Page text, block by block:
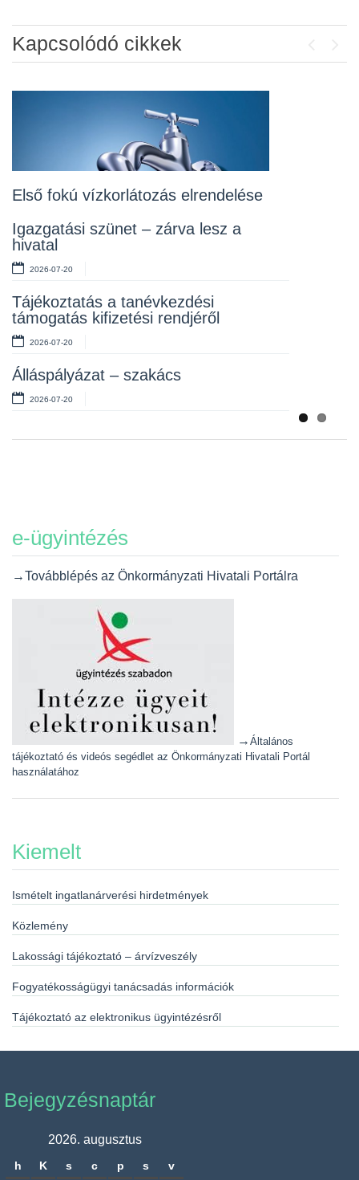
Kapcsolódó cikkek
Első fokú vízkorlátozás elrendelése
Igazgatási szünet – zárva lesz a
hivatal
2026-07-20
Tájékoztatás a tanévkezdési
támogatás kifizetési rendjéről
2026-07-20
Álláspályázat – szakács
2026-07-20
Álláspályázat – konyhai kisegítő
Lakossági fórum az Erzsébet téri
2026-07-10
Rendelet kihirdetése
2026-07-10
Álláspályázat – takarító
2026-07-06
e-ügyintézés
→Továbblépés az Önkormányzati Hivatali Portálra
→ Általános
tájékoztató és videós segédlet az Önkormányzati Hivatali Portál
használatához
Kiemelt
Ismételt ingatlanárverési hirdetmények
Közlemény
Lakossági tájékoztató – árvízveszély
Fogyatékosságügyi tanácsadás információk
Tájékoztató az elektronikus ügyintézésről
Bejegyzésnaptár
2026. augusztus
h K s c p s v